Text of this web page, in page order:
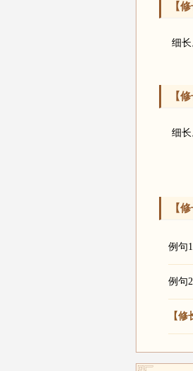
【
细
【
细
【
例句
例句
【